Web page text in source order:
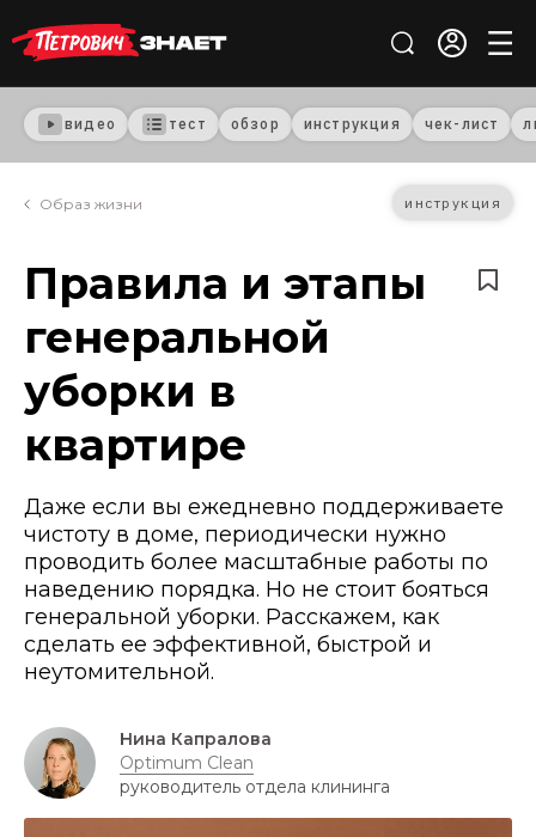
видео тест обзор инструкция чек-лист
Образ жизни инструкция
Правила и этапы
генеральной
уборки в
квартире
Нина Капралова
Optimum Clean
руководитель отдела клининга
Даже если вы ежедневно поддерживаете
чистоту в доме, периодически нужно
проводить более масштабные работы по
наведению порядка. Но не стоит бояться
генеральной уборки. Расскажем, как
сделать ее эффективной, быстрой и
неутомительной.